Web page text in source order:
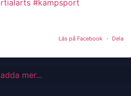
#kampsport
Läs på Facebook · Dela
mer...